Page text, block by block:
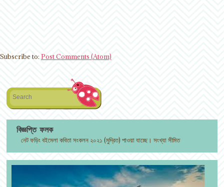
Subscribe to: Post Comments (Atom)
বিজ্ঞপ্তি ফলক
নেট ফড়িং বইমেলা কবিতা সংকলন ২০২১ (মুদ্রিত) পাওয়া যাচ্ছে। সংখ্যা সীমিত